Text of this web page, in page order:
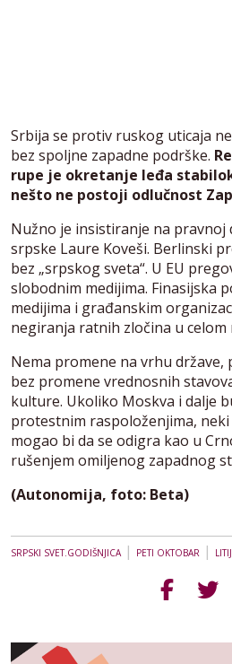
Srbija se protiv ruskog uticaja
bez spoljne zapadne podrške.
rupe je okretanje leđa
nešto ne postoji odlučnost
Nužno je insistiranje na pravnoj
srpske Laure Koveši. Berlinski
bez „srpskog sveta“. U EU
slobodnim medijima. Finasijska
medijima i građanskim
negiranja ratnih zločina u celom
Nema promene na vrhu države,
bez promene vrednosnih
kulture. Ukoliko Moskva i dalje
protestnim raspoloženjima, neki
mogao bi da se odigra kao u
rušenjem omiljenog zapadnog
(Autonomija, foto: Beta)
SRPSKI SVET.GODIŠNJICA| PETI OKTOBAR |